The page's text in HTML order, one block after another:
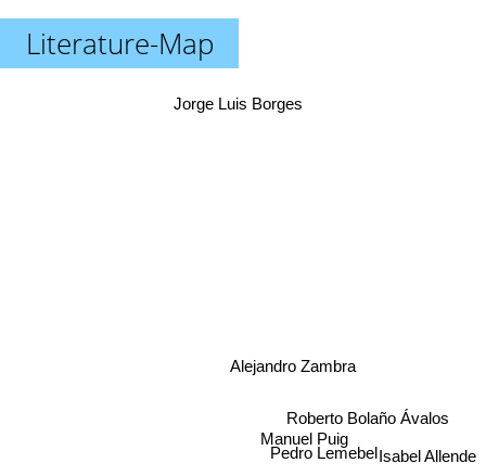
Literature-Map
Manuel Puig
Pedro Lemebel
Alejandro Zambra
Isabel Allende
Roberto Bolaño Ávalos
Jorge Luis Borges